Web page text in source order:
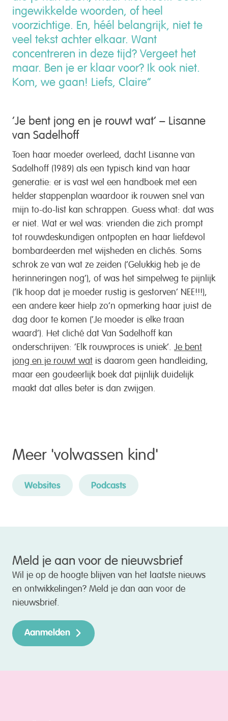
ingewikkelde woorden, of heel
voorzichtige. En, héél belangrijk, niet te
veel tekst achter elkaar. Want
concentreren in deze tijd? Vergeet het
maar. Ben je er klaar voor? Ik ook niet.
Kom, we gaan! Liefs, Claire”
‘Je bent jong en je rouwt wat’ – Lisanne
van Sadelhoff
Toen haar moeder overleed, dacht Lisanne van
Sadelhoff (1989) als een typisch kind van haar
generatie: er is vast wel een handboek met een
helder stappenplan waardoor ik rouwen snel van
mijn to-do-list kan schrappen. Guess what: dat was
er niet. Wat er wel was: vrienden die zich prompt
tot rouwdeskundigen ontpopten en haar liefdevol
bombardeerden met wijsheden en clichés. Soms
schrok ze van wat ze zeiden (‘Gelukkig heb je de
herinneringen nog’), of was het simpelweg te pijnlijk
(‘Ik hoop dat je moeder rustig is gestorven’ NEE!!!),
een andere keer hielp zo’n opmerking haar juist de
dag door te komen (‘Je moeder is elke traan
waard’). Het cliché dat Van Sadelhoff kan
onderschrijven: ‘Elk rouwproces is uniek’. Je bent
jong en je rouwt wat is daarom geen handleiding,
maar een goudeerlijk boek dat pijnlijk duidelijk
maakt dat alles beter is dan zwijgen.
Meer 'volwassen kind '
Websites Podcasts
Meld je aan voor de nieuwsbrief
Wil je op de hoogte blijven van het laatste nieuws
en ontwikkelingen? Meld je dan aan voor de
nieuwsbrief.
Aanmelden